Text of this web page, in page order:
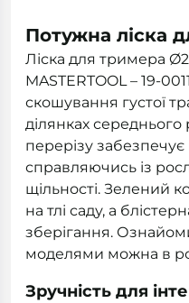
Потужна ліска
Ліска для тримера
MASTERTOOL – 19-
скошування густої
ділянках
перерізу забезпечує
справляючись із
щільності. Зелений
на тлі саду, а
зберігання.
моделями можна в
Зручність для